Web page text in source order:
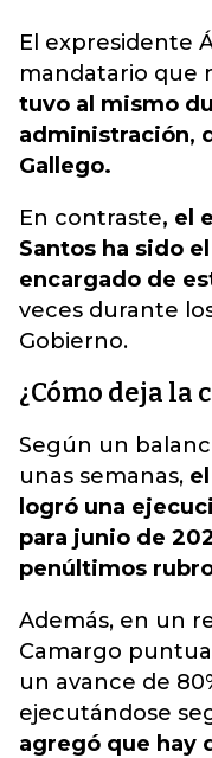
El expresidente
mandatario que
tuvo al mismo
administración,
Gallego.
En contraste, el
Santos ha sido
encargado de
veces durante
Gobierno.
¿Cómo deja la
Según un
unas semanas,
logró una
para junio de
penúltimos
Además, en un
Camargo
un avance de
ejecutándose
agregó que hay